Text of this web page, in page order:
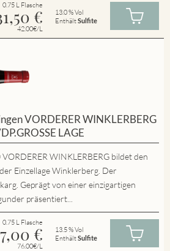
0.75 L Flasche
€
42.00€/L
13.0 % Vol
EnthältSulfite
VORDERER WINKLERBERG
LAGE
VORDERER WINKLERBERG bildet den
Einzellage Winklerberg. Der
Geprägt von einer einzigartigen
präsentiert...
0.75 L Flasche
€
76.00€/L
13.5 % Vol
EnthältSulfite